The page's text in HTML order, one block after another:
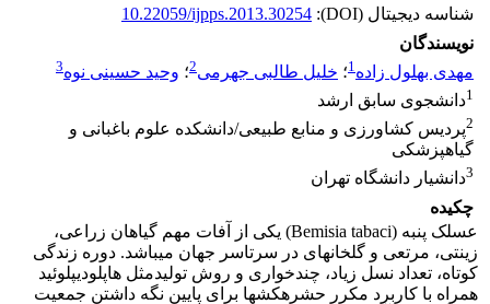
شناسه دیجیتال (DOI):
10.22059/ijpps.2013.30254
نویسندگان
مهدی بهلول زاده1؛ خلیل طالبی جهرمی2؛ وحید حسینی نوه3
1دانشجوی سابق ارشد
2پردیس کشاورزی و منابع طبیعی/دانشکده علوم باغبانی و
گیاهپزشکی
3دانشیار دانشگاه تهران
چکیده
عسلک پنبه (Bemisia tabaci) یکی از آفات مهم گیاهان زراعی،
زینتی، مرتعی و گلخانهای در سرتاسر جهان میباشد. دوره زندگی
کوتاه، تعداد نسل زیاد، چندخواری و روش تولیدمثل هاپلودیپلوئید
همراه با کاربرد مکرر حشرهکشها برای پایین نگه داشتن جمعیت